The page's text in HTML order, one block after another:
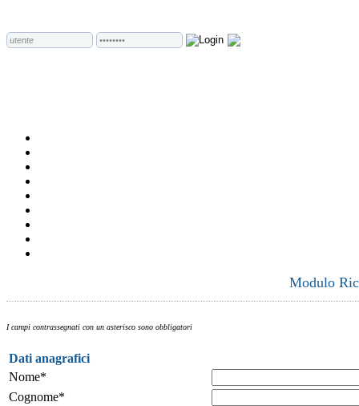
Modulo
I campi contrassegnati con un asterisco sono obbligatori
Dati anagrafici
Nome*
Cognome*